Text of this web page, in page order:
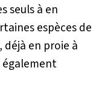
seuls à en
espèces de
en proie à